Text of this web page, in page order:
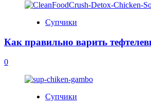
Супчики
Как правильно варить
0
Супчики